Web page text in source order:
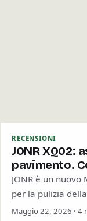
RECENSIONI
JONR XQ02:
pavimento.
JONR è un
per la pulizia
sull’innovazione,
Maggio 22, 2026 · 4